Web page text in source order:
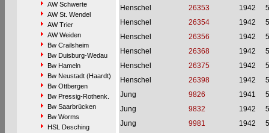
AW Schwerte
AW St. Wendel
AW Trier
AW Weiden
Bw Crailsheim
Bw Duisburg-Wedau
Bw Hameln
Bw Neustadt (Haardt)
Bw Ottbergen
Bw Pressig-Rothenk.
Bw Saarbrücken
Bw Worms
HSL Desching
Henschel
26353 1942
Henschel
26354 1942
Henschel
26356 1942
Henschel
26368 1942
Henschel
26375 1942
Henschel
26398 1942
Jung
9826 1941
Jung
9832 1942
Jung
9981 1942